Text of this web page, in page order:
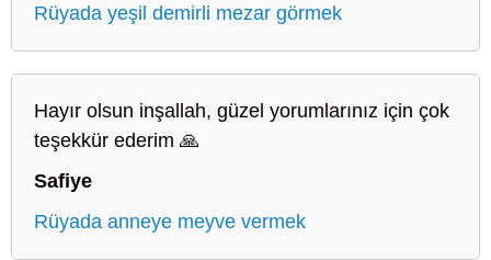
Rüyada yeşil demirli mezar görmek
Hayır olsun inşallah, güzel yorumlarınız için çok
teşekkür ederim 🙏
Safiye
Rüyada anneye meyve vermek